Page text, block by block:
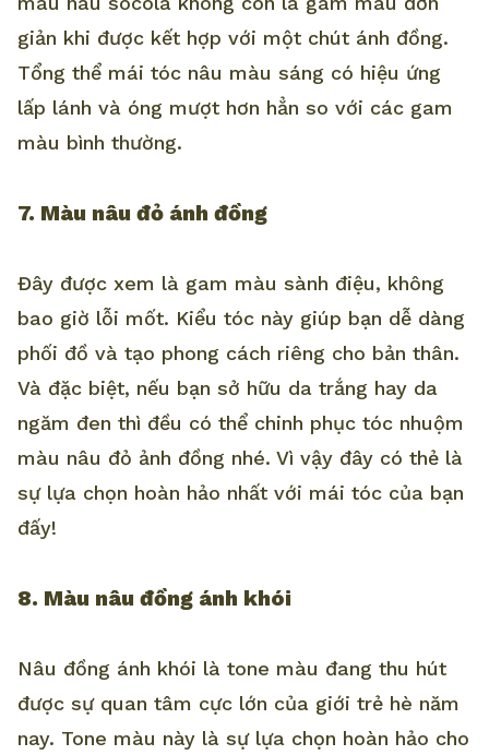
giản khi được kết hợp với một chút ánh đồng.
Tổng thể mái tóc nâu màu sáng có hiệu ứng
lấp lánh và óng mượt hơn hẳn so với các gam
màu bình thường.
7. Màu nâu đỏ ánh đồng
Đây được xem là gam màu sành điệu, không
bao giờ lỗi mốt. Kiểu tóc này giúp bạn dễ dàng
phối đồ và tạo phong cách riêng cho bản thân.
Và đặc biệt, nếu bạn sở hữu da trắng hay da
ngăm đen thì đều có thể chinh phục tóc nhuộm
màu nâu đỏ ảnh đồng nhé. Vì vậy đây có thẻ là
sự lựa chọn hoàn hảo nhất với mái tóc của bạn
đấy!
8. Màu nâu đồng ánh khói
Nâu đồng ánh khói là tone màu đang thu hút
được sự quan tâm cực lớn của giới trẻ hè năm
nay. Tone màu này là sự lựa chọn hoàn hảo cho